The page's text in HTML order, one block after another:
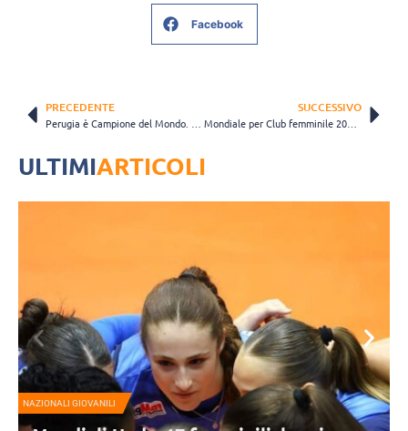
Facebook
PRECEDENTE
Perugia è Campione del Mondo. Lorenzetti: “Dobbiamo onorare questa manifestazione per quello che rappresenta”
SUCCESSIVO
Mondiale per Club femminile 2026, San Paolo confermata sede della competizione
ULTIMIARTICOLI
NAZIONALI GIOVANILI